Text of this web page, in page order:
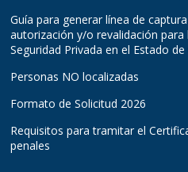
Guía para generar línea de
autorización y/o revalidación
Seguridad Privada en el Estado de
Personas NO localizadas
Formato de Solicitud 2026
Requisitos para tramitar el
penales